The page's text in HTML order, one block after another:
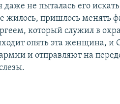
не пыталась его
жилось, пришлось менять
который служил в
опять эта женщина, и
и отправляют на